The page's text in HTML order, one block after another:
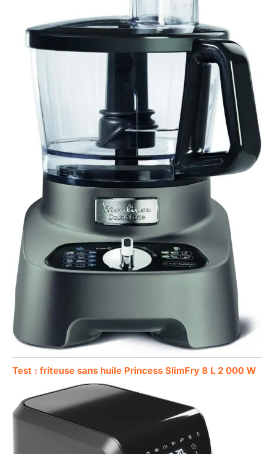
Test : friteuse sans huile Princess SlimFry 8 L 2 000 W